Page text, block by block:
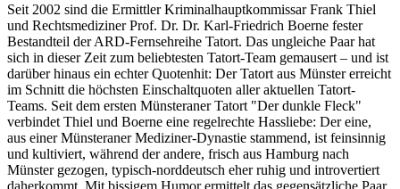
Seit 2002 sind die Ermittler Kriminalhauptkommissar Frank Thiel
und Rechtsmediziner Prof. Dr. Dr. Karl-Friedrich Boerne fester
Bestandteil der ARD-Fernsehreihe Tatort. Das ungleiche Paar hat
sich in dieser Zeit zum beliebtesten Tatort-Team gemausert – und ist
darüber hinaus ein echter Quotenhit: Der Tatort aus Münster erreicht
im Schnitt die höchsten Einschaltquoten aller aktuellen Tatort-
Teams. Seit dem ersten Münsteraner Tatort "Der dunkle Fleck"
verbindet Thiel und Boerne eine regelrechte Hassliebe: Der eine,
aus einer Münsteraner Mediziner-Dynastie stammend, ist feinsinnig
und kultiviert, während der andere, frisch aus Hamburg nach
Münster gezogen, typisch-norddeutsch eher ruhig und introvertiert
daherkommt. Mit bissigem Humor ermittelt das gegensätzliche Paar